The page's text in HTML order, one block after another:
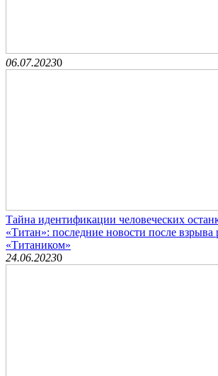
06.07.20230
Тайна идентификации человеческих
«Титан»: последние новости после взрыва
«Титаником»
24.06.20230